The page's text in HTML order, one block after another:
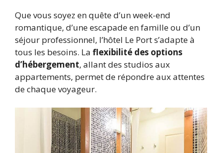
Que vous soyez en quête d’un week-end
romantique, d’une escapade en famille ou d’un
séjour professionnel, l’hôtel Le Port s’adapte à
tous les besoins. La flexibilité des options
d’hébergement, allant des studios aux
appartements, permet de répondre aux attentes
de chaque voyageur.